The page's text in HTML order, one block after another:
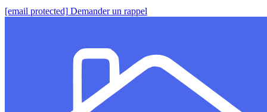
[email protected] Demander un rappel